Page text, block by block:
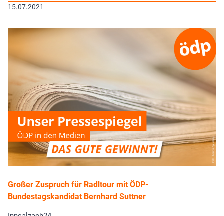
15.07.2021
Großer Zuspruch für Radltour mit ÖDP-
Bundestagskandidat Bernhard Suttner